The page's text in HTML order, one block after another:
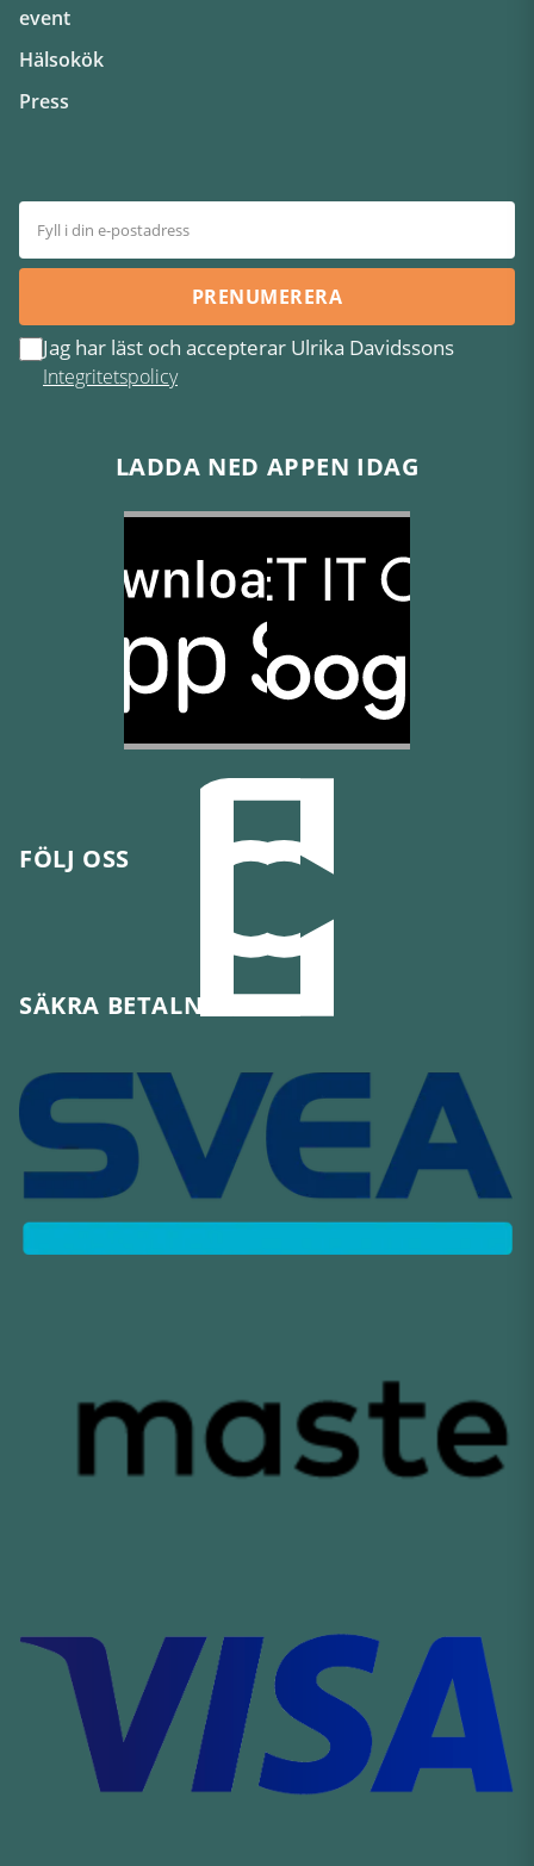
event
Hälsokök
Press
PRENUMERERA
Jag har läst och accepterar Ulrika Davidssons
Integritetspolicy
LADDA NED APPEN IDAG
FÖLJ OSS
SÄKRA BETALNINGAR